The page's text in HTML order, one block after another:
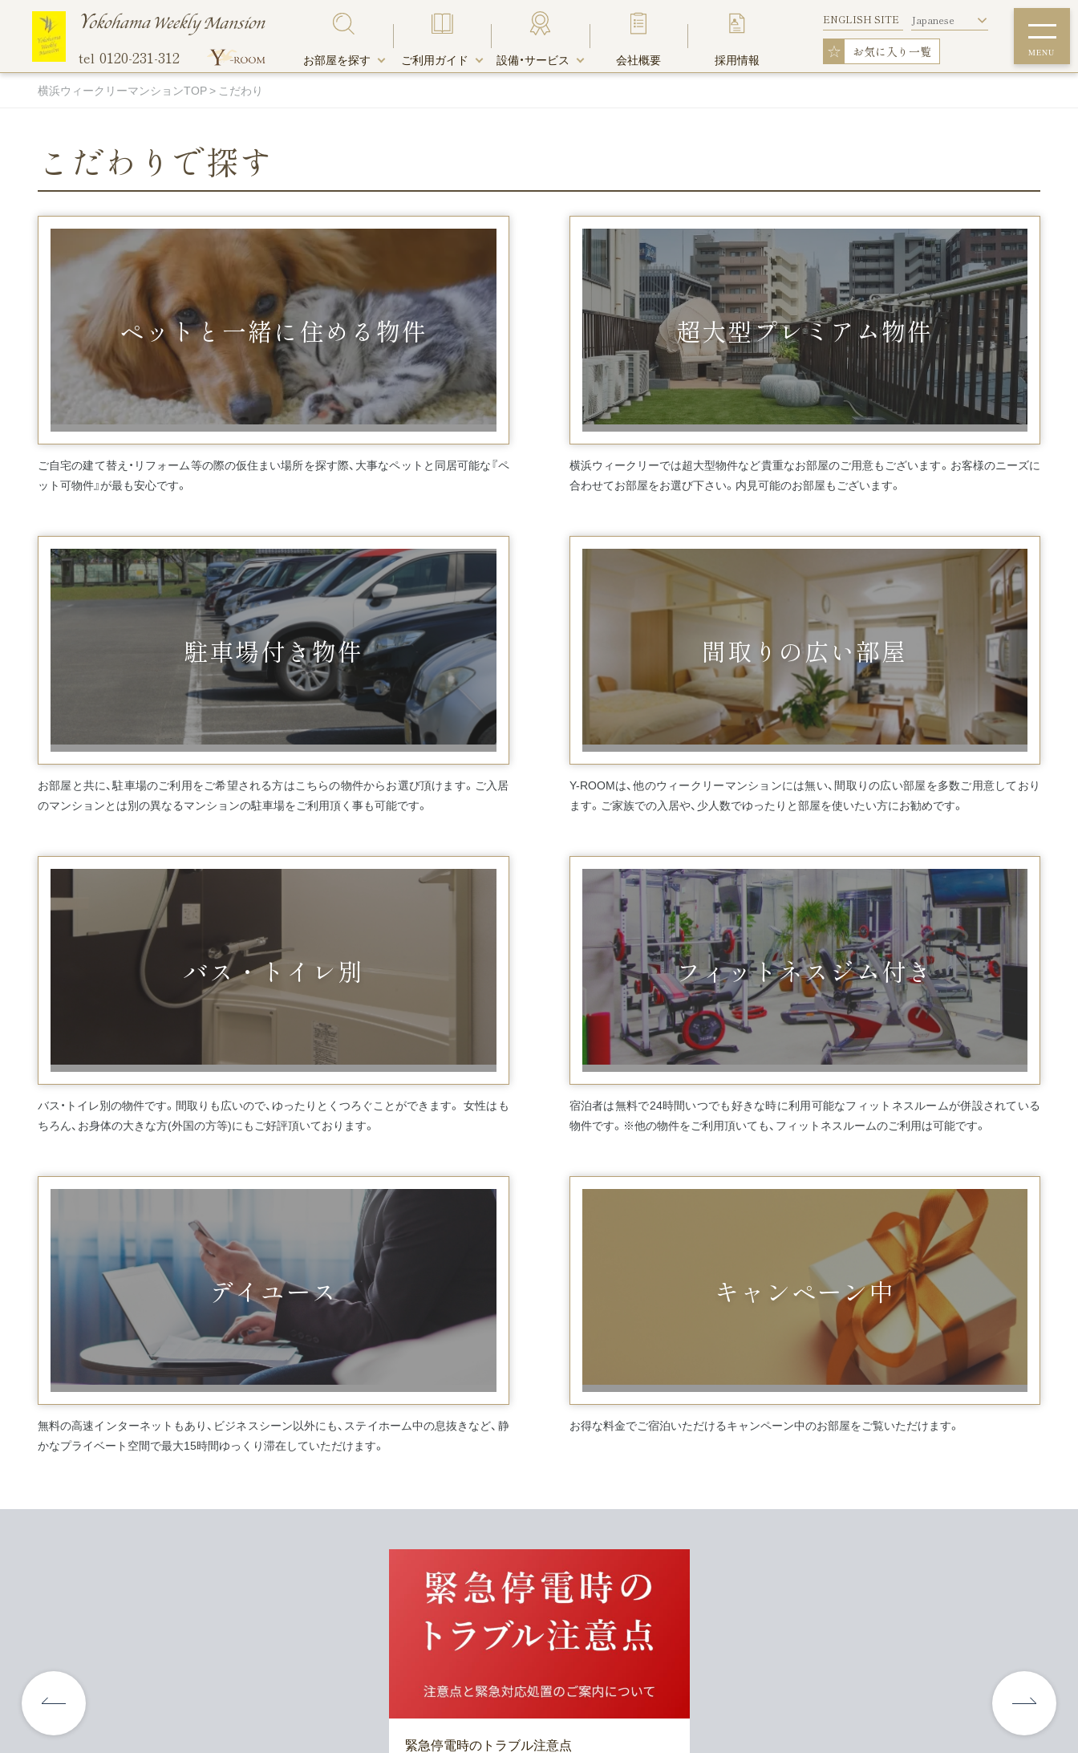
tel 0120-231-312 お部屋を探す ご利用ガイド 設備・サービス 会社概要 採用情報
MENU
ENGLISH SITE Japanese
☆ お気に入り一覧
ペットと一緒に住める物件
超大型プレミアム物件
駐車場付き物件
間取りの広い部屋
バス・トイレ別
フィットネスジム付き
デイユース
伊勢佐木町エリア
関内エリア
蒔田エリア
吉野町エリア
阪東橋エリア
石川町エリア
上大岡エリア
キャンペーン中のお部屋一覧
マンスリー料金表 オンラインクレジットカード決済 ホテル・賃貸マンションとの違い
ウイークリーマンションを初めてご利用の
方
法人研修・入居ご予約ご担当者様へ
トランクルーム
横浜ウィークリーマンションTOP こだわり
こだわりで探す
ペットと一緒に住める物件
ご自宅の建て替え・リフォーム等の際の仮住まい場所を探す際、大事なペットと同居可能な『ペ
ット可物件』が最も安心です。
超大型プレミアム物件
横浜ウィークリーでは超大型物件など貴重なお部屋のご用意もございます。お客様のニーズに
合わせてお部屋をお選び下さい。内見可能のお部屋もございます。
駐車場付き物件
お部屋と共に、駐車場のご利用をご希望される方はこちらの物件からお選び頂けます。ご入居
のマンションとは別の異なるマンションの駐車場をご利用頂く事も可能です。
間取りの広い部屋
Y-ROOMは、他のウィークリーマンションには無い、間取りの広い部屋を多数ご用意しており
ます。ご家族での入居や、少人数でゆったりと部屋を使いたい方にお勧めです。
バス・トイレ別
バス・トイレ別の物件です。間取りも広いので、ゆったりとくつろぐことができます。 女性はも
ちろん、お身体の大きな方(外国の方等)にもご好評頂いております。
フィットネスジム付き
宿泊者は無料で24時間いつでも好きな時に利用可能なフィットネスルームが併設されている
物件です。※他の物件をご利用頂いても、フィットネスルームのご利用は可能です。
デイユース
無料の高速インターネットもあり、ビジネスシーン以外にも、ステイホーム中の息抜きなど、静
かなプライベート空間で最大15時間ゆっくり滞在していただけます。
キャンペーン中
お得な料金でご宿泊いただけるキャンペーン中のお部屋をご覧いただけます。
緊急停電時のトラブル注意点